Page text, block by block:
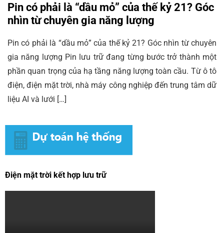
Pin có phải là “dầu mỏ” của thế kỷ 21? Góc
nhìn từ chuyên gia năng lượng
Pin có phải là “dầu mỏ” của thế kỷ 21? Góc nhìn từ chuyên
gia năng lượng Pin lưu trữ đang từng bước trở thành một
phần quan trọng của hạ tầng năng lượng toàn cầu. Từ ô tô
điện, điện mặt trời, nhà máy công nghiệp đến trung tâm dữ
liệu AI và lưới […]
Điện mặt trời kết hợp lưu trữ